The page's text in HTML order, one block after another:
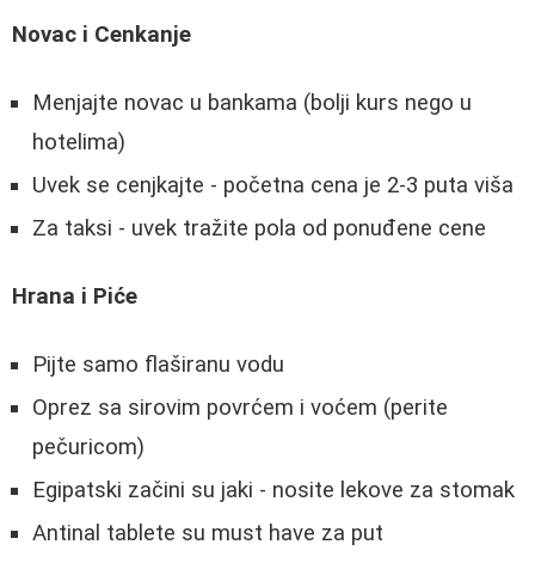
Novac i Cenkanje
Menjajte novac u bankama (bolji kurs nego u
hotelima)
Uvek se cenjkajte - početna cena je 2-3 puta viša
Za taksi - uvek tražite pola od ponuđene cene
Hrana i Piće
Pijte samo flaširanu vodu
Oprez sa sirovim povrćem i voćem (perite
pečuricom)
Egipatski začini su jaki - nosite lekove za stomak
Antinal tablete su must have za put